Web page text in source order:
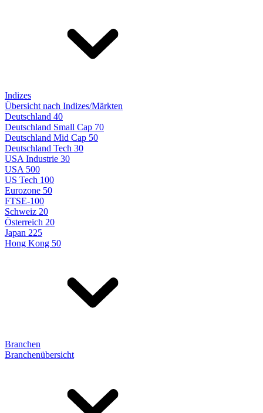
Indizes
Übersicht nach Indizes/Märkten
Deutschland 40
Deutschland Small Cap 70
Deutschland Mid Cap 50
Deutschland Tech 30
USA Industrie 30
USA 500
US Tech 100
Eurozone 50
FTSE-100
Schweiz 20
Österreich 20
Japan 225
Hong Kong 50
Branchen
Branchenübersicht